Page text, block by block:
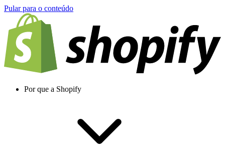
Pular para o conteúdo
Por que a Shopify